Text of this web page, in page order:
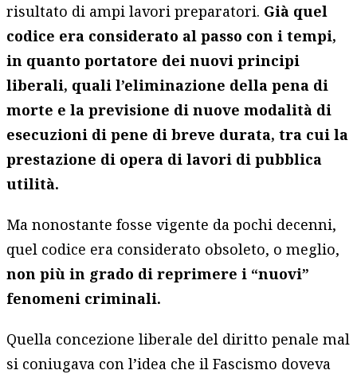
risultato di ampi lavori preparatori. Già quel
codice era considerato al passo con i tempi,
in quanto portatore dei nuovi principi
liberali, quali l’eliminazione della pena di
morte e la previsione di nuove modalità di
esecuzioni di pene di breve durata, tra cui la
prestazione di opera di lavori di pubblica
utilità.
Ma nonostante fosse vigente da pochi decenni,
quel codice era considerato obsoleto, o meglio,
non più in grado di reprimere i “nuovi”
fenomeni criminali.
Quella concezione liberale del diritto penale mal
si coniugava con l’idea che il Fascismo doveva